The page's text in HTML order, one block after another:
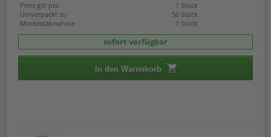
Preis gilt pro
1 Stück
Umverpackt zu
50 Stück
Mindestabnahme
1 Stück
sofort verfügbar
In den Warenkorb